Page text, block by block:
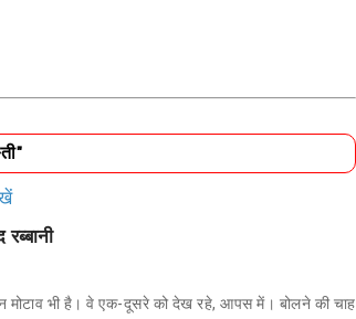
भी है। वे एक-दूसरे को देख रहे, आपस में। बोलने की चाह